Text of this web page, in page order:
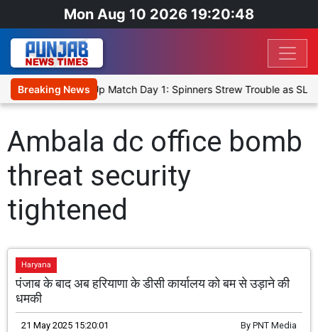
Mon Aug 10 2026 19:20:48
Breaking News
Cricket XI, Warm-Up Match Day 1: Spinners Strew Trouble as SLC
Ambala dc office bomb
threat security
tightened
Haryana
पंजाब के बाद अब हरियाणा के डीसी कार्यालय को बम से उड़ाने की
धमकी
21 May 2025 15:20:01 By PNT Media